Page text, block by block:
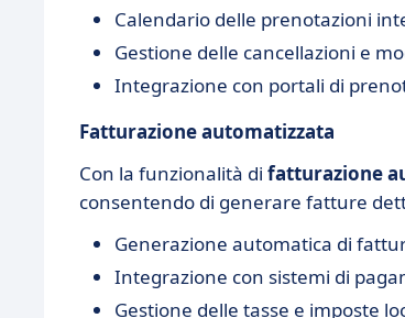
Calendario delle prenotazioni
Gestione delle cancellazioni e
Integrazione con portali di
Fatturazione automatizzata
Con la funzionalità di fatturazione
consentendo di generare fatture
Generazione automatica di
Integrazione con sistemi di
Gestione delle tasse e imposte